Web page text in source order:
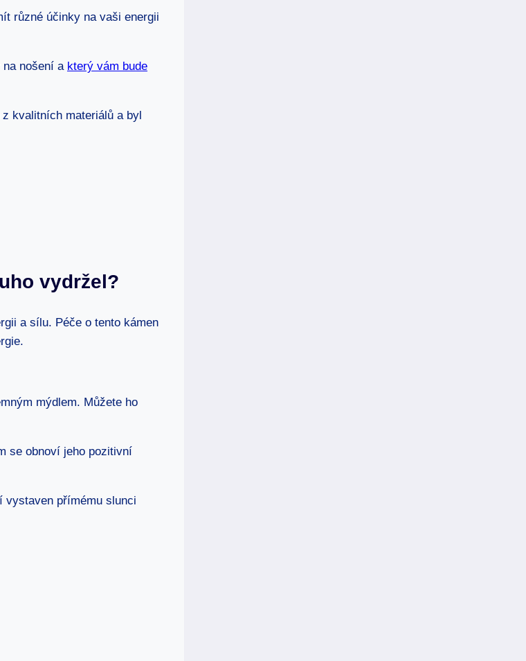
různé účinky na vaši energii
nošení a který vám bude
kvalitních materiálů a byl
vydržel?
a sílu. Péče o tento kámen
mýdlem. Můžete ho
se obnoví jeho pozitivní
vystaven přímému slunci